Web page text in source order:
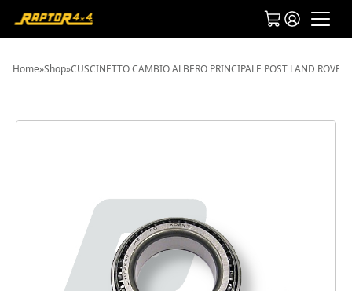
Home»Shop»CUSCINETTO CAMBIO ALBERO PRINCIPALE POST LAND ROVER